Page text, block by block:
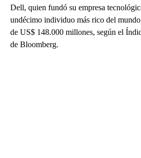
Dell, quien fundó su empresa
undécimo individuo más rico del
de US$ 148.000 millones, según el
de Bloomberg.